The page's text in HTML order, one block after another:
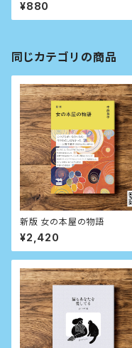
¥880
同じカテゴリの商品
新版 女の本屋の物語
¥2,420